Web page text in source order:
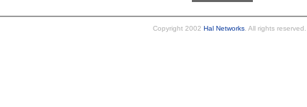
Copyright 2002 Hal Networks . All rights